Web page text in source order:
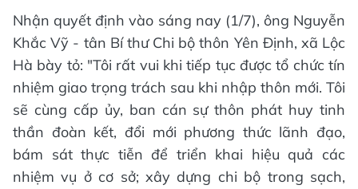
Nhận quyết định vào sáng nay (1/7), ông Nguyễn
Khắc Vỹ - tân Bí thư Chi bộ thôn Yên Định, xã Lộc
Hà bày tỏ: "Tôi rất vui khi tiếp tục được tổ chức tín
nhiệm giao trọng trách sau khi nhập thôn mới. Tôi
sẽ cùng cấp ủy, ban cán sự thôn phát huy tinh
thần đoàn kết, đổi mới phương thức lãnh đạo,
bám sát thực tiễn để triển khai hiệu quả các
nhiệm vụ ở cơ sở; xây dựng chi bộ trong sạch,